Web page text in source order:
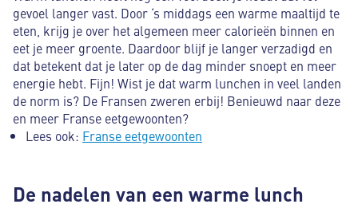
gevoel langer vast. Door ‘s middags een warme maaltijd te
eten, krijg je over het algemeen meer calorieën binnen en
eet je meer groente. Daardoor blijf je langer verzadigd en
dat betekent dat je later op de dag minder snoept en meer
energie hebt. Fijn! Wist je dat warm lunchen in veel landen
de norm is? De Fransen zweren erbij! Benieuwd naar deze
en meer Franse eetgewoonten?
Lees ook: Franse eetgewoonten
De nadelen van een warme lunch